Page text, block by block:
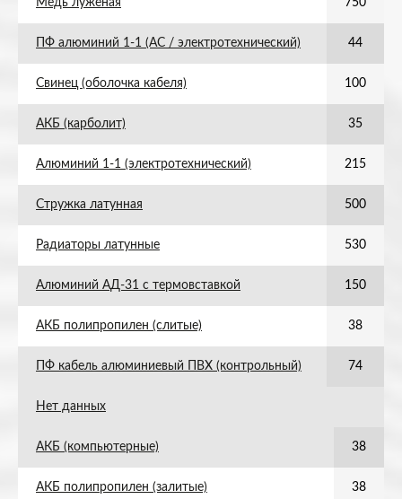
Медь луженая 750
ПФ алюминий 1-1 (АС / электротехнический) 44
Свинец (оболочка кабеля) 100
АКБ (карболит) 35
Алюминий 1-1 (электротехнический) 215
Стружка латунная 500
Радиаторы латунные 530
Алюминий АД-31 с термовставкой 150
АКБ полипропилен (слитые) 38
ПФ кабель алюминиевый ПВХ (контрольный) 74
Нет данных
АКБ (компьютерные) 38
АКБ полипропилен (залитые) 38